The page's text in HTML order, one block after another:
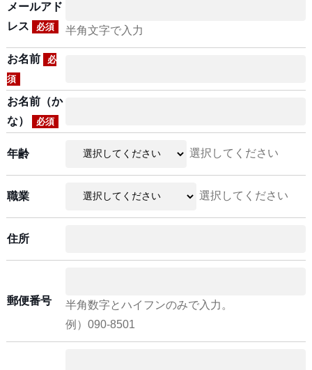
メールアド
レス
必須 半角文字で入力
お名前
必
須
お名前（か
な）
必須
年齢 選択してください
職業 選択してください
住所
郵便番号
半角数字とハイフンのみで入力。
例）090-8501